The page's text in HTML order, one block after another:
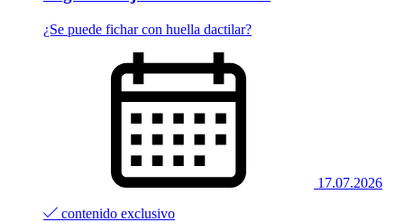
¿Se puede fichar con huella dactilar?
17.07.2026
contenido exclusivo